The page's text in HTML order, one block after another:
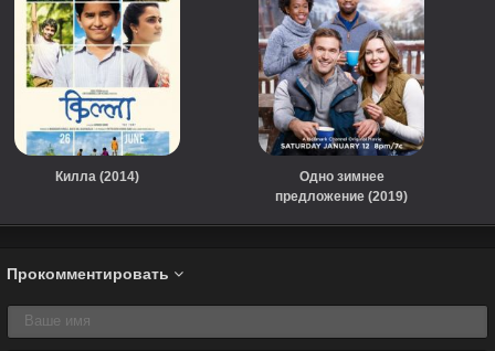
Килла (2014)
Одно зимнее
предложение (2019)
Прокомментировать